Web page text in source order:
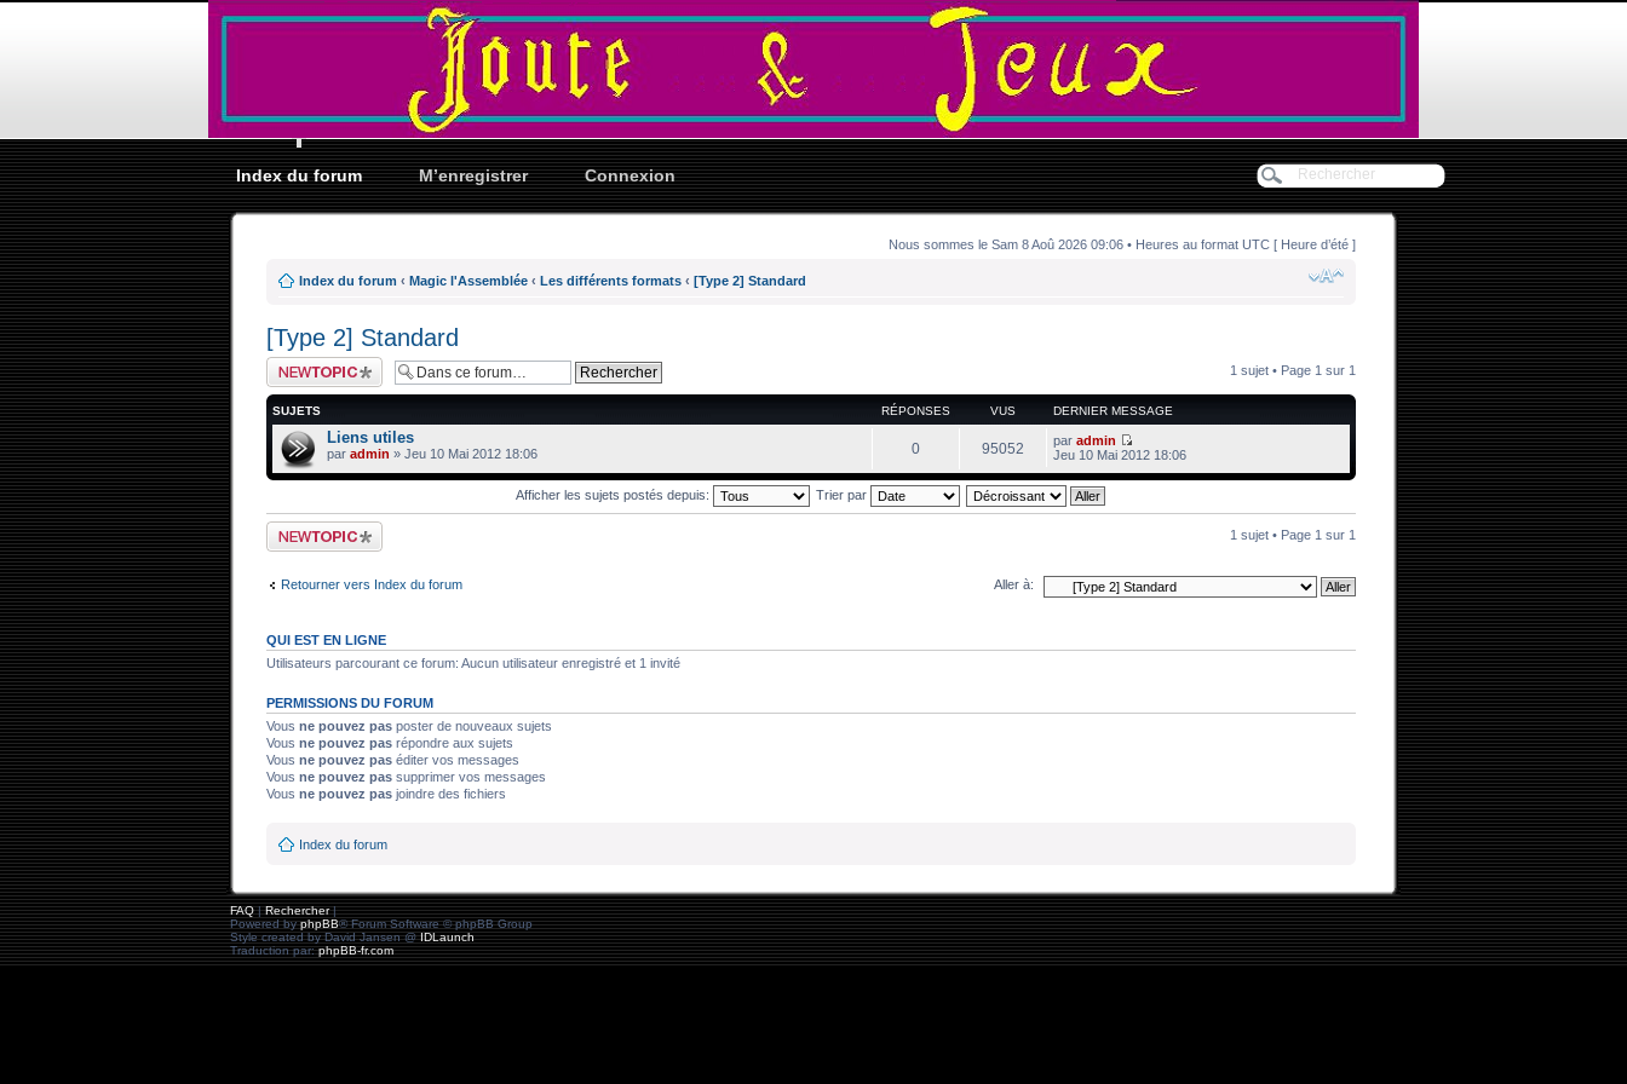
Index du forum M’enregistrer Connexion
Nous sommes le Sam 8 Aoû 2026 09:06 • Heures au format UTC [ Heure d’été ]
Index du forum ‹ Magic l'Assemblée ‹ Les différents formats ‹ [Type 2] Standard
[Type 2] Standard
Ecrire un nouveau
sujet
1 sujet • Page 1 sur 1
SUJETS RÉPONSES VUS DERNIER MESSAGE
Liens utiles
par admin » Jeu 10 Mai 2012 18:06 0 95052 paradmin
Jeu 10 Mai 2012 18:06
Afficher les sujets postés depuis: Trier par
Ecrire un nouveau
sujet
1 sujet • Page 1 sur 1
Retourner vers Index du forum Aller à:
QUI EST EN LIGNE
Utilisateurs parcourant ce forum: Aucun utilisateur enregistré et 1 invité
PERMISSIONS DU FORUM
Vous ne pouvez pas poster de nouveaux sujets
Vous ne pouvez pas répondre aux sujets
Vous ne pouvez pas éditer vos messages
Vous ne pouvez pas supprimer vos messages
Vous ne pouvez pas joindre des fichiers
Index du forum
FAQ|Rechercher|
Powered byphpBB® Forum Software © phpBB Group
Style created by David Jansen @IDLaunch
Traduction par:phpBB-fr.com